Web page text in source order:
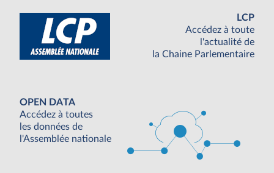
LCP
Accédez à toute
l'actualité de
la Chaine Parlementaire
OPEN DATA
Accédez à toutes
les données de
l'Assemblée nationale